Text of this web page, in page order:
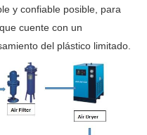
y confiable posible, para
cuente con un
del plástico limitado.